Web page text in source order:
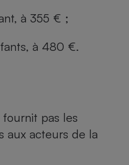
à 355 € ;
à 480 €.
fournit pas les
aux acteurs de la